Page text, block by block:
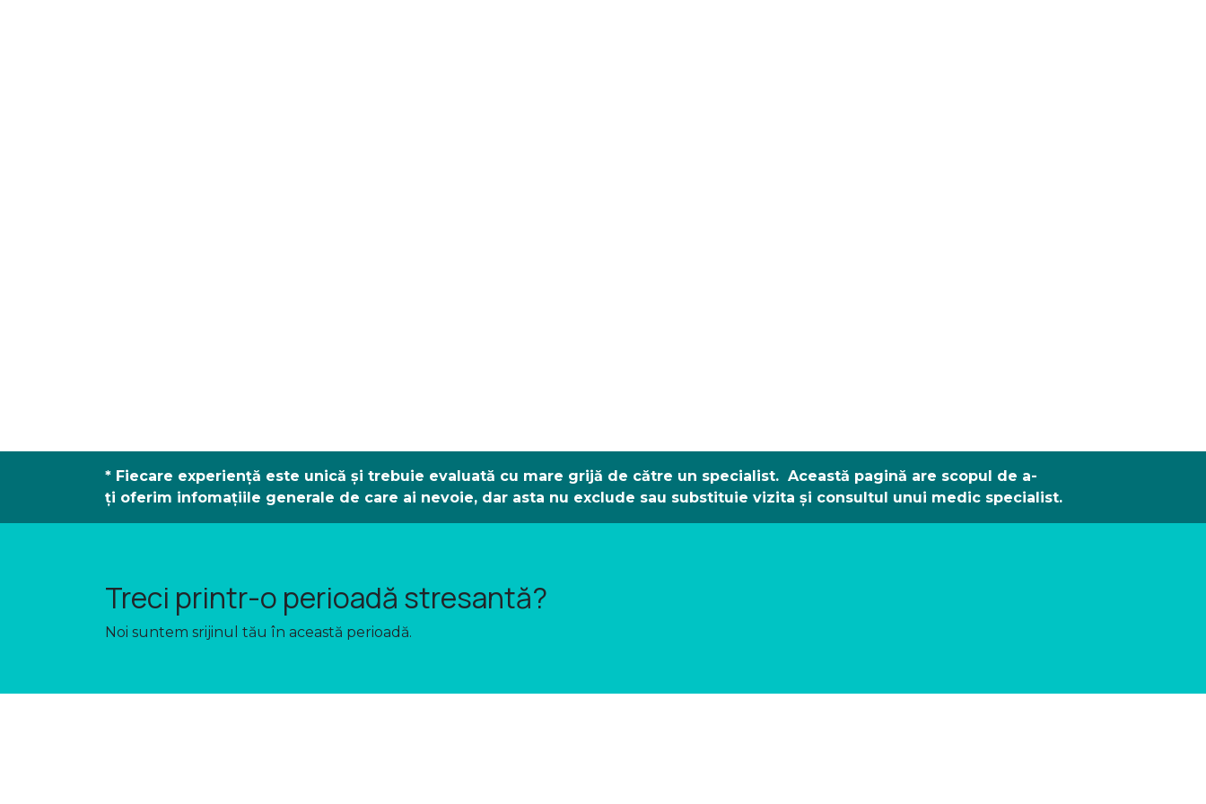
* Fiecare experiență este unică și trebuie evaluată cu mare grijă de către un specialist. Această pagină are scopul de a-
ți oferim infomațiile generale de care ai nevoie, dar asta nu exclude sau substituie vizita și consultul unui medic specialist.
Treci printr-o perioadă stresantă?
Noi suntem srijinul tău în această perioadă.